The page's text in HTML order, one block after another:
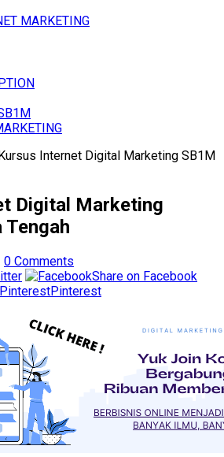
MARKETING
Internet Digital Marketing SB1M
Digital Marketing
Tengah
0 Comments
Share on Facebook
Pinterest